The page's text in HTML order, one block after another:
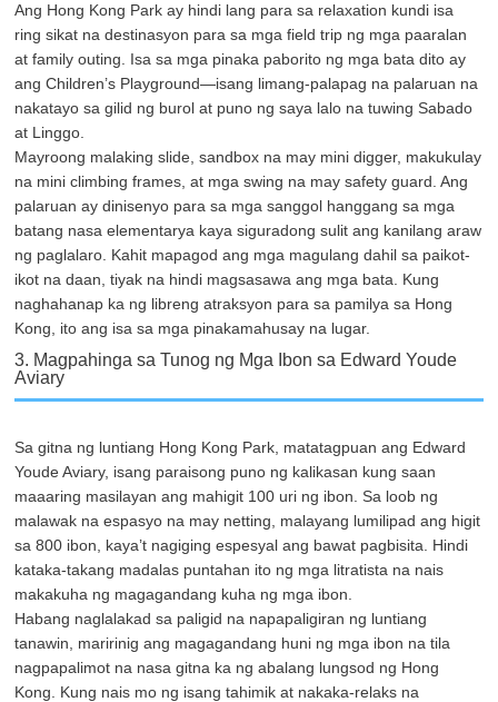
Ang Hong Kong Park ay hindi lang para sa relaxation kundi isa
ring sikat na destinasyon para sa mga field trip ng mga paaralan
at family outing. Isa sa mga pinaka paborito ng mga bata dito ay
ang Children’s Playground—isang limang-palapag na palaruan na
nakatayo sa gilid ng burol at puno ng saya lalo na tuwing Sabado
at Linggo.
Mayroong malaking slide, sandbox na may mini digger, makukulay
na mini climbing frames, at mga swing na may safety guard. Ang
palaruan ay dinisenyo para sa mga sanggol hanggang sa mga
batang nasa elementarya kaya siguradong sulit ang kanilang araw
ng paglalaro. Kahit mapagod ang mga magulang dahil sa paikot-
ikot na daan, tiyak na hindi magsasawa ang mga bata. Kung
naghahanap ka ng libreng atraksyon para sa pamilya sa Hong
Kong, ito ang isa sa mga pinakamahusay na lugar.
3. Magpahinga sa Tunog ng Mga Ibon sa Edward Youde
Aviary
Sa gitna ng luntiang Hong Kong Park, matatagpuan ang Edward
Youde Aviary, isang paraisong puno ng kalikasan kung saan
maaaring masilayan ang mahigit 100 uri ng ibon. Sa loob ng
malawak na espasyo na may netting, malayang lumilipad ang higit
sa 800 ibon, kaya’t nagiging espesyal ang bawat pagbisita. Hindi
kataka-takang madalas puntahan ito ng mga litratista na nais
makakuha ng magagandang kuha ng mga ibon.
Habang naglalakad sa paligid na napapaligiran ng luntiang
tanawin, maririnig ang magagandang huni ng mga ibon na tila
nagpapalimot na nasa gitna ka ng abalang lungsod ng Hong
Kong. Kung nais mo ng isang tahimik at nakaka-relaks na